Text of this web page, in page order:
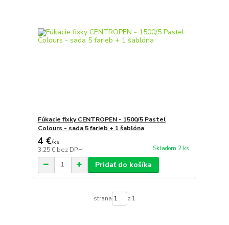
Fúkacie fixky CENTROPEN - 1500/5 Pastel
Colours - sada 5 farieb + 1 šablóna
4 €/ks
3,25 € bez DPH Skladom 2 ks
Pridať do košíka
strana z 1